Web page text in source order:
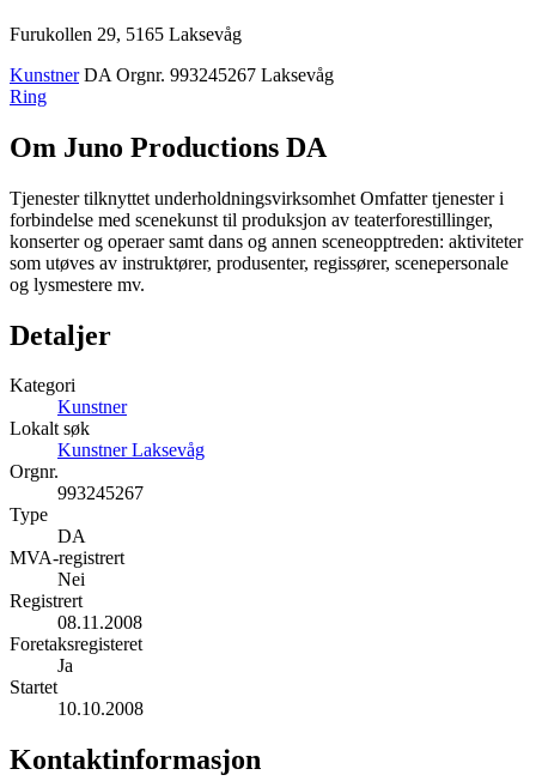
Furukollen 29, 5165 Laksevåg
Kunstner DA Orgnr. 993245267 Laksevåg
Ring
Om Juno Productions DA
Tjenester tilknyttet underholdningsvirksomhet Omfatter tjenester i
forbindelse med scenekunst til produksjon av teaterforestillinger,
konserter og operaer samt dans og annen sceneopptreden: aktiviteter
som utøves av instruktører, produsenter, regissører, scenepersonale
og lysmestere mv.
Detaljer
Kategori
Kunstner
Lokalt søk
Kunstner Laksevåg
Orgnr.
993245267
Type
DA
MVA-registrert
Nei
Registrert
08.11.2008
Foretaksregisteret
Ja
Startet
10.10.2008
Kontaktinformasjon